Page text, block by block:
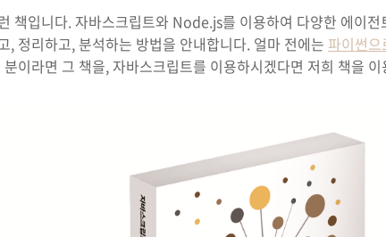
책입니다. 자바스크립트와 Node.js를 이용하여 다양한 에이
, 정리하고, 분석하는 방법을 안내합니다. 얼마 전에는 파이썬
이라면 그 책을, 자바스크립트를 이용하시겠다면 저희 책을